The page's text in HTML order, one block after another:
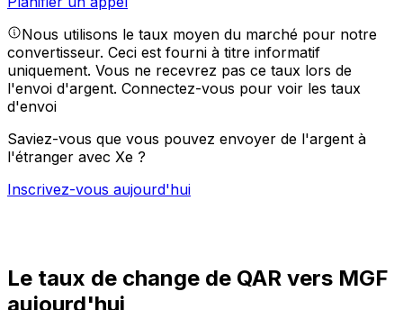
Nous utilisons le taux moyen du marché pour notre
convertisseur. Ceci est fourni à titre informatif
uniquement. Vous ne recevrez pas ce taux lors de
l'envoi d'argent. Connectez-vous pour voir les taux
d'envoi
Saviez-vous que vous pouvez envoyer de l'argent à
l'étranger avec Xe ?
Inscrivez-vous aujourd'hui
Le taux de change de QAR vers MGF
aujourd'hui